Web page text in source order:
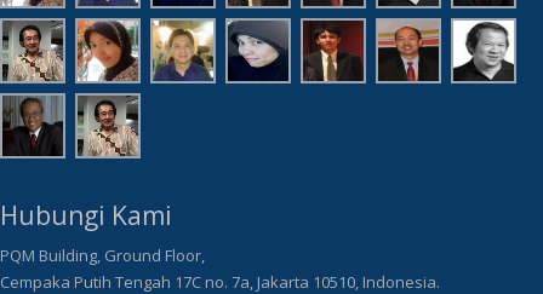
Hubungi Kami
PQM Building, Ground Floor,
Cempaka Putih Tengah 17C no. 7a, Jakarta 10510, Indonesia.